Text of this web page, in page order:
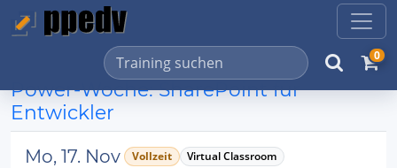
0
Power-Woche: SharePoint für
Entwickler
Mo, 17. Nov Vollzeit Virtual Classroom